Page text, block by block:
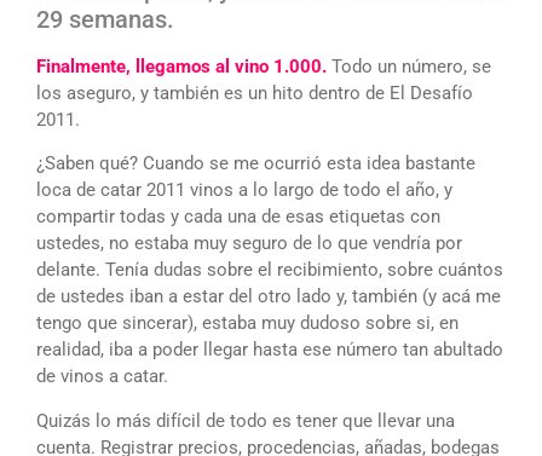
29 semanas.
Finalmente, llegamos al vino 1.000. Todo un número, se
los aseguro, y también es un hito dentro de El Desafío
2011.
¿Saben qué? Cuando se me ocurrió esta idea bastante
loca de catar 2011 vinos a lo largo de todo el año, y
compartir todas y cada una de esas etiquetas con
ustedes, no estaba muy seguro de lo que vendría por
delante. Tenía dudas sobre el recibimiento, sobre cuántos
de ustedes iban a estar del otro lado y, también (y acá me
tengo que sincerar), estaba muy dudoso sobre si, en
realidad, iba a poder llegar hasta ese número tan abultado
de vinos a catar.
Quizás lo más difícil de todo es tener que llevar una
cuenta. Registrar precios, procedencias, añadas, bodegas